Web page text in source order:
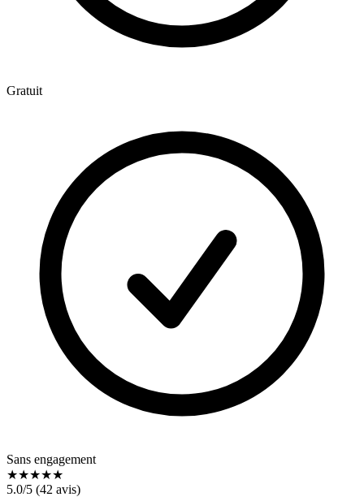
Gratuit
Sans engagement
★★★★★
5.0/5 (42 avis)